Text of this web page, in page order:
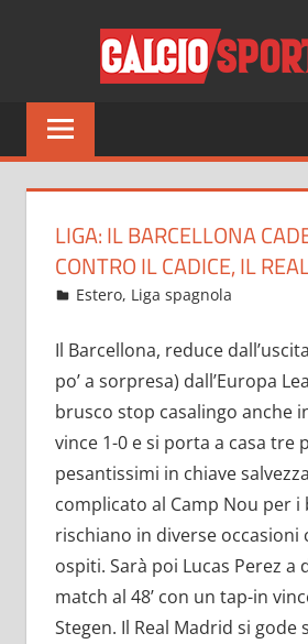
Tutto
sul
del
solo
LIGA: IL BARCELLONA
CONTRO IL CADICE, IL
Aprile 19, 2022
admin
Estero, Liga spagnola
Il Barcellona, reduce
po’ a sorpresa) dall’Europa
brusco stop casalingo anche
vince 1-0 e si porta a casa tre
pesantissimi in chiave
complicato al Camp Nou per i
rischiano in diverse occasioni
ospiti. Sarà poi Lucas Perez a
match al 48’ con un tap-in
Stegen. Il Real Madrid si gode